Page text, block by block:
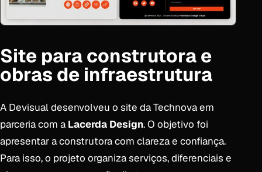
Site para construtora e
obras de infraestrutura
A Devisual desenvolveu o site da Technova em
parceria com a Lacerda Design. O objetivo foi
apresentar a construtora com clareza e confiança.
Para isso, o projeto organiza serviços, diferenciais e